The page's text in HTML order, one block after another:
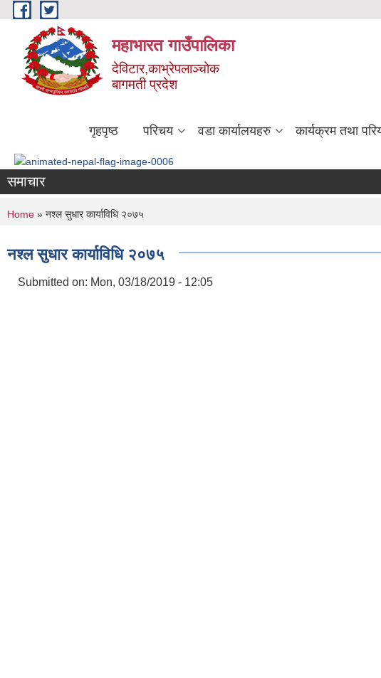
Skip to main content
महाभारत गाउँपालिका
देविटार,काभ्रेपलाञ्चोक
बागमती प्रदेश
गृहपृष्ठ परिचय वडा कार्यालयहरु कार्यक्रम तथा
समाचार
You are here
Home » नश्ल सुधार कार्याविधि २०७५
नश्ल सुधार कार्याविधि २०७५
Submitted on: Mon, 03/18/2019 - 12:05